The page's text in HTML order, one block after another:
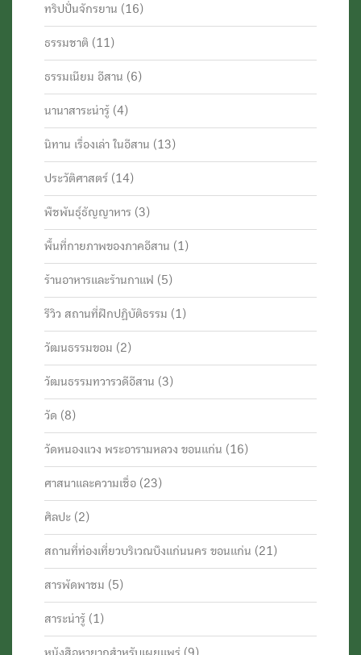
ทริปปั่นจักรยาน (16)
ธรรมชาติ (11)
ธรรมเนียม อีสาน (6)
นานาสาระน่ารู้ (4)
นิทาน เรื่องเล่า ในอีสาน (13)
ประวัติศาสตร์ (14)
พืชพันธุ์ธัญญาหาร (3)
พื้นที่กายภาพของภาคอีสาน (1)
ร้านอาหารและร้านกาแฟ (5)
รีวิว สถานที่ฝึกปฏิบัติธรรม (1)
วัฒนธรรมขอม (2)
วัฒนธรรมทวารวดีอีสาน (3)
วัด (8)
วัดหนองแวง พระอารามหลวง ขอนแก่น (16)
ศาสนาและความเชื่อ (23)
ศิลปะ (2)
สถานที่ท่องเที่ยวบริเวณบึงแก่นนคร ขอนแก่น (21)
สารพัดพาชม (5)
สาระน่ารู้ (1)